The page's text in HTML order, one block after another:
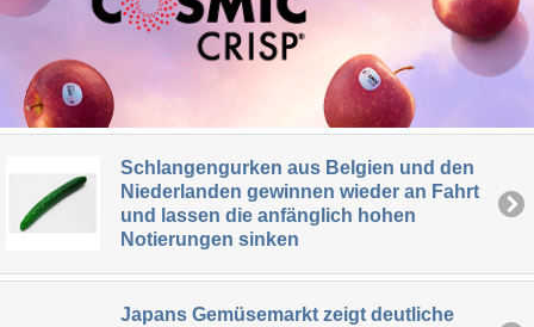
Schlangengurken aus Belgien und den
Niederlanden gewinnen wieder an Fahrt
und lassen die anfänglich hohen
Notierungen sinken
Japans Gemüsemarkt zeigt deutliche